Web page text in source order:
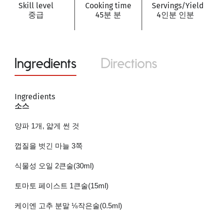
Skill level
중급
Cooking time
45분 분
Servings/Yield
4인분 인분
Ingredients Directions
Ingredients
소스
양파 1개 , 얇게 썬 것
껍질을 벗긴 마늘 3쪽
식물성 오일 2큰술(30ml)
토마토 페이스트 1큰술(15ml)
케이엔 고추 분말 ⅛작은술(0.5ml)